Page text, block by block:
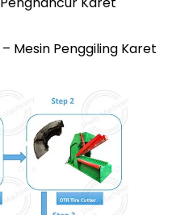
– Mesin Penggiling Karet